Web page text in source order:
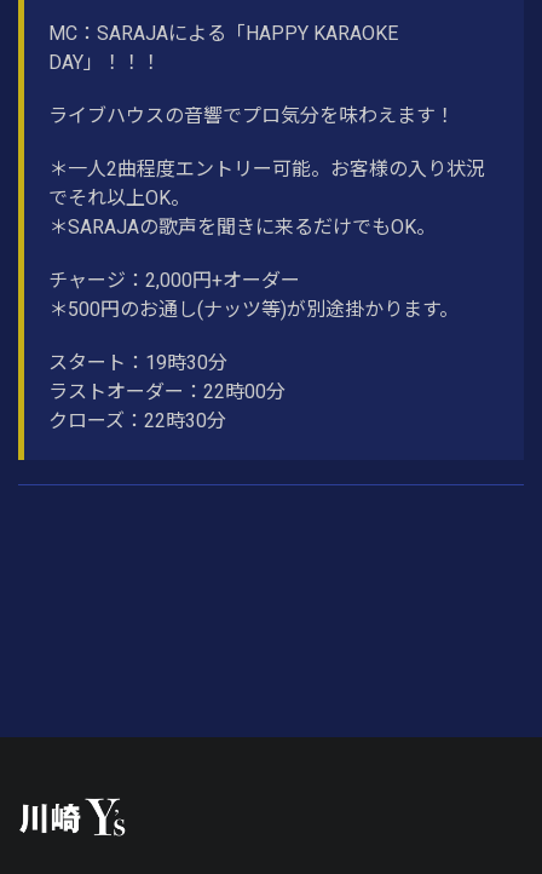
MC：SARAJAによる「HAPPY KARAOKE
DAY」！！！
ライブハウスの音響でプロ気分を味わえます！
＊一人2曲程度エントリー可能。お客様の入り状況
でそれ以上OK。
＊SARAJAの歌声を聞きに来るだけでもOK。
チャージ：2,000円+オーダー
＊500円のお通し(ナッツ等)が別途掛かります。
スタート：19時30分
ラストオーダー：22時00分
クローズ：22時30分